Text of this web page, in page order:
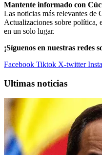
Mantente informado con
Las noticias más relevantes de
Actualizaciones sobre política,
en un solo lugar.
¡Síguenos en nuestras redes
Facebook Tiktok X-twitter
Ultimas noticias